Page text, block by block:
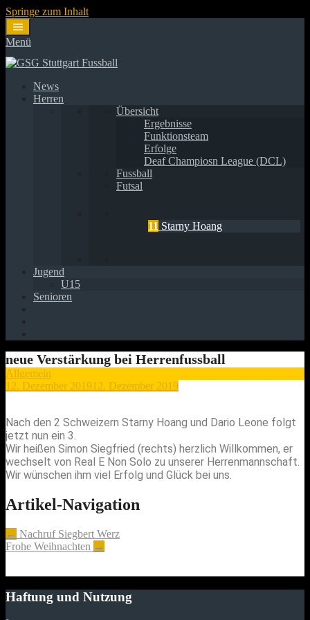
Springe zum Inhalt
Menü
News
Herren
Übersicht
Ergebnisse
Funktionsteam
Erfolge
Deaf Champiosn League (DCL)
Fussball
Futsal
11 Starny Hoang
Jugend
U15
Senioren
neue Verstärkung bei Herrenfussball
Allgemein
12. Dezember 2019 12. Dezember 2019
Nach den 2 Schweizern Starny Hoang und Dario Leone folgt
jetzt nun ein 3.
Wir heißen Simon Siegfried (rechts) herzlich Willkommen, er
wechselt von Real E Non Solo zu unserer Herrenmannschaft.
Wir wünschen ihm viel Erfolg und Glück bei uns.
Artikel-Navigation
← Nachruf Siegbert Werz
Frohe Weihnachten →
Haftung und Nutzung